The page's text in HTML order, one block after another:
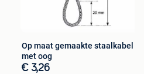
Op maat gemaakte staalkabel
met oog
€ 3,26